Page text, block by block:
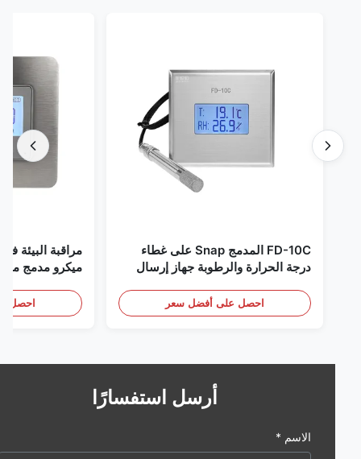
FD-10C المدمج Snap على غطاء
درجة الحرارة والرطوبة جهاز إرسال
احصل على أفضل سعر
مراقبة البيئة في
ميكرو مدمج من
الكشف عن الأبخرة
احصل على
أرسل استفسارًا
الاسم *